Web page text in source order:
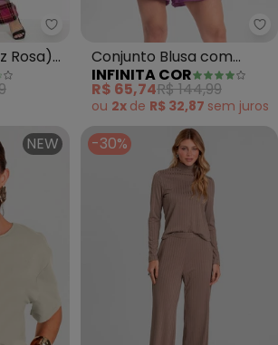
Moda Pop - Conjunto (Xadrez
Rosa)
Conjunto Blusa com
Shorts (Roxo)
INFINITA COR
R$ 65,74R$ 144,99
ou 2x de R$ 32,87 sem juros
NEW -30%